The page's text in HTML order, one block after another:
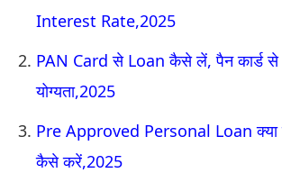
Interest Rate,2025
PAN Card से Loan कैसे लें, पैन कार्ड से
योग्यता,2025
Pre Approved Personal Loan क्या
कैसे करें,2025